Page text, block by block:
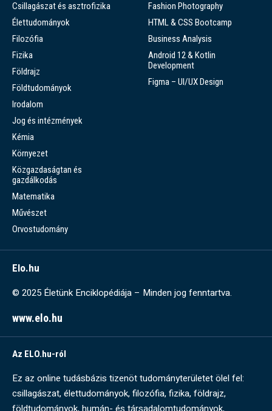
Csillagászat és asztrofizika
Élettudományok
Filozófia
Fizika
Földrajz
Földtudományok
Irodalom
Jog és intézmények
Kémia
Környezet
Közgazdaságtan és
gazdálkodás
Matematika
Művészet
Orvostudomány
Fashion Photography
HTML & CSS Bootcamp
Business Analysis
Android 12 & Kotlin
Development
Figma – UI/UX Design
Elo.hu
© 2025 Életünk Enciklopédiája – Minden jog fenntartva.
www.elo.hu
Az ELO.hu-ról
Ez az online tudásbázis tizenöt tudományterületet ölel fel:
csillagászat, élettudományok, filozófia, fizika, földrajz,